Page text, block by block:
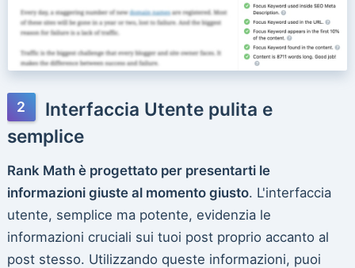
Interfaccia Utente pulita e
semplice
Rank Math è progettato per presentarti le
informazioni giuste al momento giusto. L'interfaccia
utente, semplice ma potente, evidenzia le
informazioni cruciali sui tuoi post proprio accanto al
post stesso. Utilizzando queste informazioni, puoi